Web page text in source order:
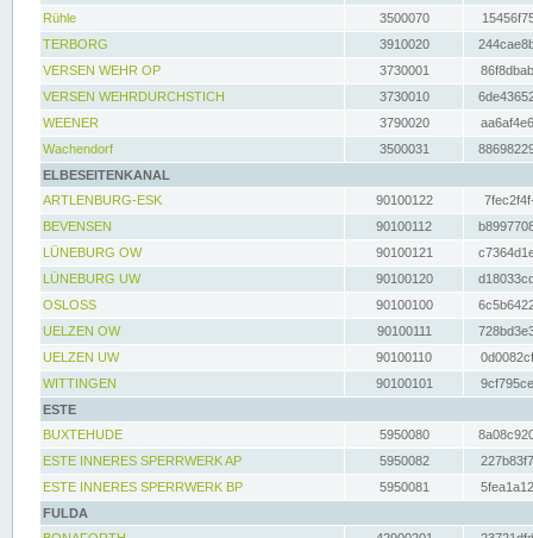
Rühle
3500070
TERBORG
3910020
VERSEN WEHR OP
3730001
VERSEN WEHRDURCHSTICH
3730010
WEENER
3790020
Wachendorf
3500031
ELBESEITENKANAL
ARTLENBURG-ESK
90100122
BEVENSEN
90100112
LÜNEBURG OW
90100121
LÜNEBURG UW
90100120
OSLOSS
90100100
UELZEN OW
90100111
UELZEN UW
90100110
WITTINGEN
90100101
ESTE
BUXTEHUDE
5950080
ESTE INNERES SPERRWERK AP
5950082
ESTE INNERES SPERRWERK BP
5950081
FULDA